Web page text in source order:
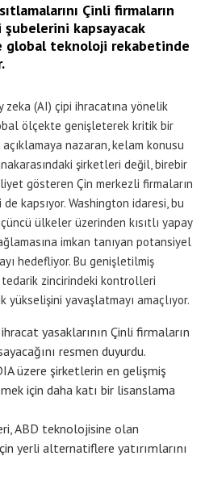
Çinli firmaların
kapsayacak
teknoloji rekabetinde
zeka (AI) çipi ihracatına yönelik
ölçekte genişleterek kritik bir
açıklamaya nazaran, kelam konusu
şirketleri değil, birebir
gösteren Çin merkezli firmaların
kapsıyor. Washington idaresi, bu
ülkeler üzerinden kısıtlı yapay
imkan tanıyan potansiyel
hedefliyor. Bu genişletilmiş
zincirindeki kontrolleri
yükselişini yavaşlatmayı amaçlıyor.
yasaklarının Çinli firmaların
resmen duyurdu.
üzere şirketlerin en gelişmiş
için daha katı bir lisanslama
ABD teknolojisine olan
yerli alternatiflere yatırımlarını